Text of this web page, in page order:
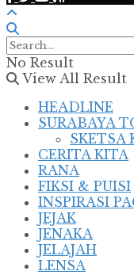
No Result
View All Result
HEADLINE
SURABAYA
SKETSA
CERITA KITA
RANA
FIKSI & PUISI
INSPIRASI
JEJAK
JENAKA
JELAJAH
LENSA